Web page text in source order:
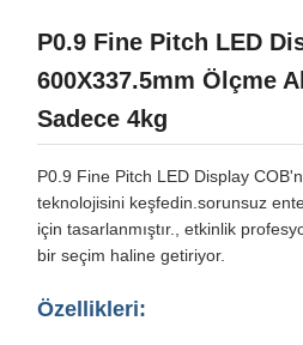
P0.9 Fine Pitch LED
600X337.5mm Ölçme
Sadece 4kg
P0.9 Fine Pitch LED Display
teknolojisini keşfedin.sorunsuz
için tasarlanmıştır., etkinlik
bir seçim haline getiriyor.
Özellikleri: